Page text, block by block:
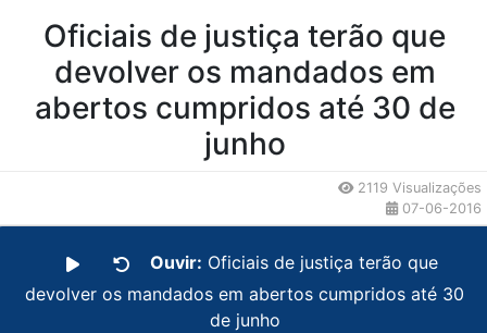
Oficiais de justiça terão que
devolver os mandados em
abertos cumpridos até 30 de
junho
2119 Visualizações
07-06-2016
Ouvir: Oficiais de justiça terão que
devolver os mandados em abertos cumpridos até 30
de junho